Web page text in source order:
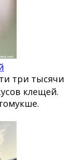
три тысячи
клещей.